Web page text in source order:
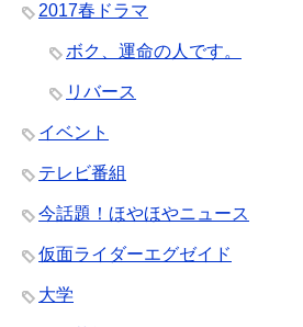
2017春ドラマ
ボク、運命の人です。
リバース
イベント
テレビ番組
今話題！ほやほやニュース
仮面ライダーエグゼイド
大学